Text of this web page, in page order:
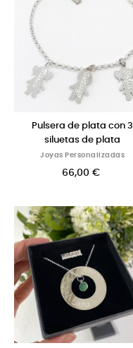
Pulsera de plata con 3
siluetas de plata
Joyas Personalizadas
66,00 €